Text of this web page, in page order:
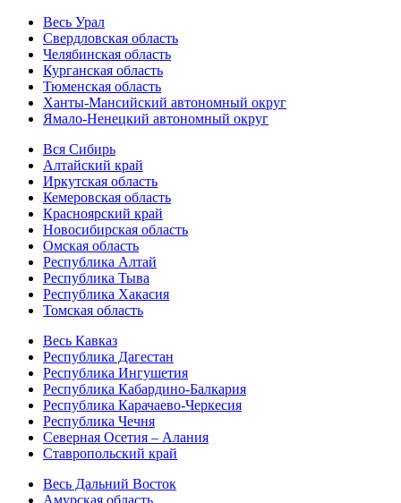
Весь Урал
Свердловская область
Челябинская область
Курганская область
Тюменская область
Ханты-Мансийский автономный округ
Ямало-Ненецкий автономный округ
Вся Сибирь
Алтайский край
Иркутская область
Кемеровская область
Красноярский край
Новосибирская область
Омская область
Республика Алтай
Республика Тыва
Республика Хакасия
Томская область
Весь Кавказ
Республика Дагестан
Республика Ингушетия
Республика Кабардино-Балкария
Республика Карачаево-Черкесия
Республика Чечня
Северная Осетия – Алания
Ставропольский край
Весь Дальний Восток
Амурская область